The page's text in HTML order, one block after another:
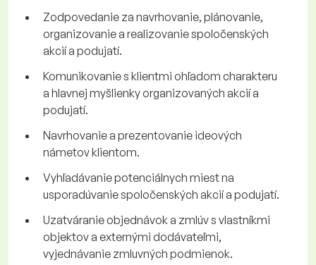
Zodpovedanie za navrhovanie, plánovanie,
organizovanie a realizovanie spoločenských
akcií a podujatí.
Komunikovanie s klientmi ohľadom charakteru
a hlavnej myšlienky organizovaných akcií a
podujatí.
Navrhovanie a prezentovanie ideových
námetov klientom.
Vyhľadávanie potenciálnych miest na
usporadúvanie spoločenských akcií a podujatí.
Uzatváranie objednávok a zmlúv s vlastníkmi
objektov a externými dodávateľmi,
vyjednávanie zmluvných podmienok.